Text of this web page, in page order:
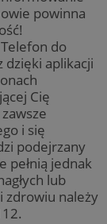
powinna
do
dzięki aplikacji
Cię
i się
podejrzany
pełnią jednak
lub
zdrowiu należy